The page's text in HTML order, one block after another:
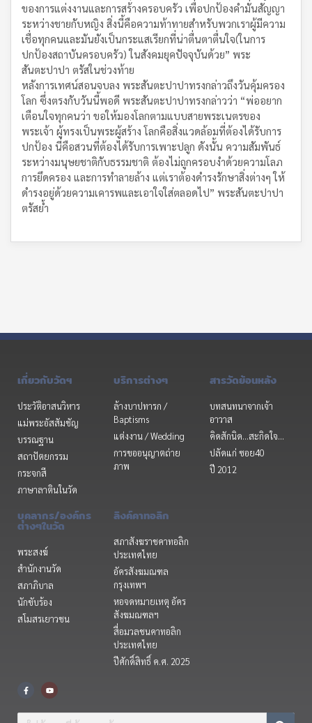
ของการแต่งงานและการสร้างครอบครัว เพื่อปกป้องคำมั่นสัญญา
ระหว่างชายกับหญิง สิ่งนี้คือความท้าทายสำหรับพวกเราผู้มีความ
เชื่อทุกคนและมันยังเป็นกระแสเรียกที่น่าตื่นตาตื่นใจ(ในการ
ปกป้องสถาบันครอบครัว) ในสังคมยุคปัจจุบันด้วย” พระ
สันตะปาปา ตรัสในช่วงท้าย
หลังการเทศน์สอนจบลง พระสันตะปาปาทรงกล่าวถึงวันคุ้มครอง
โลก ซึ่งตรงกับวันนี้พอดี พระสันตะปาปาทรงกล่าวว่า “พ่ออยาก
เตือนใจทุกคนว่า ขอให้มองโลกตามแบบสายพระเนตรของ
พระเจ้า ผู้ทรงเป็นพระผู้สร้าง โลกคือสิ่งแวดล้อมที่ต้องได้รับการ
ปกป้อง นี่คือสวนที่ต้องได้รับการเพาะปลูก ดังนั้น ความสัมพันธ์
ระหว่างมนุษยชาติกับธรรมชาติ ต้องไม่ถูกครอบงำด้วยความโลภ
การยึดครอง และการทำลายล้าง แต่เราต้องดำรงรักษาสิ่งต่างๆ ให้
ดำรงอยู่ด้วยความเคารพและเอาใจใส่ตลอดไป” พระสันตะปาปา
ตรัสย้ำ
เกี่ยวกับวัดฯ
ประวัติอาสนวิหาร
แม่พระอัสสัมชัญ
บรรณฐาน
สถาปัตยกรรม
กระจกสี
ภาษาลาตินในวัด
บริการต่างๆ
ล้างบาปทารก /
Baptisms
แต่งงาน / Wedding
การขออนุญาตถ่าย
ภาพ
สารวัดย้อนหลัง
บทสนทนาจากเจ้า
อาวาส
คิดสักนิด...สะกิดใจ...
ปลัดแก่ ซอย40
ปี 2012
บุคลากร/องค์กร
ต่างๆในวัด
พระสงฆ์
สำนักงานวัด
สภาภิบาล
นักขับร้อง
สโมสรเยาวชน
ลิงค์คาทอลิก
สภาสังฆราชคาทอลิก
ประเทศไทย
อัครสังฆมณฑล
กรุงเทพฯ
หอจดหมายเหตุ อัคร
สังฆมณฑลฯ
สื่อมวลชนคาทอลิก
ประเทศไทย
ปีศักดิ์สิทธิ์ ค.ศ. 2025